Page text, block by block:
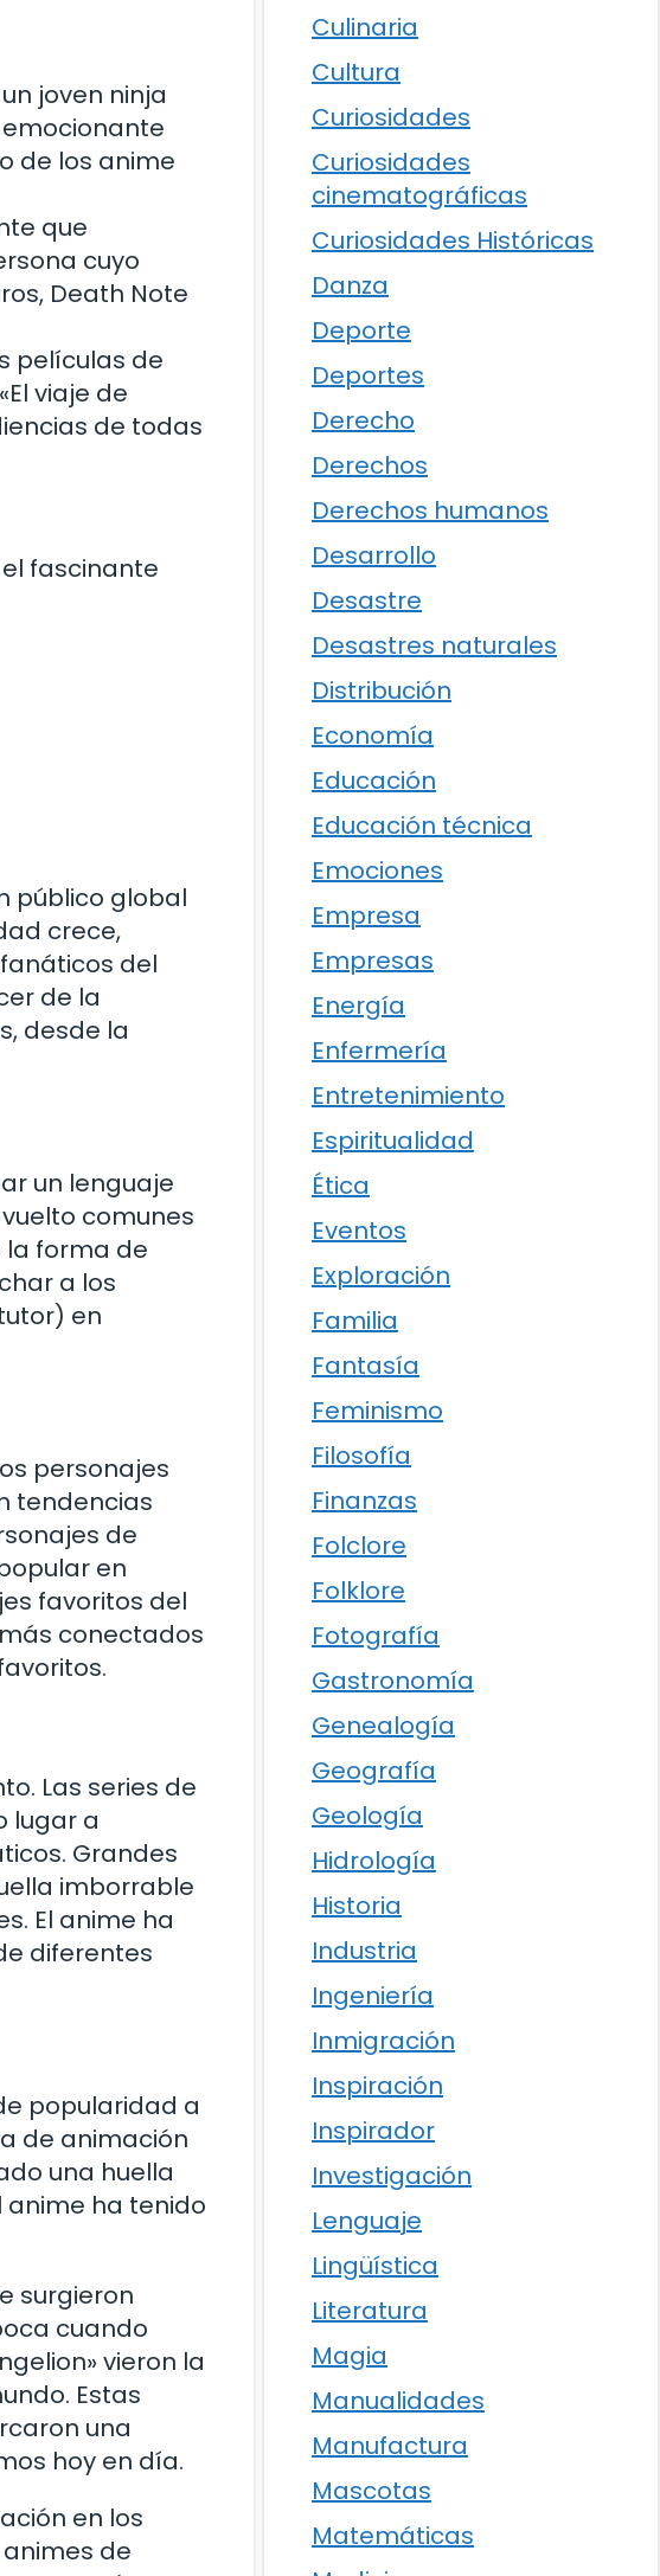
joven ninja
de los anime
que
cuyo
Death Note
películas de
viaje de
de todas
fascinante
público global
crece,
del
de la
desde la
un lenguaje
vuelto comunes
la forma de
a los
en
personajes
tendencias
de
en
favoritos del
conectados
Las series de
lugar a
Grandes
imborrable
El anime ha
diferentes
popularidad a
de animación
una huella
anime ha tenido
surgieron
cuando
vieron la
Estas
una
hoy en día.
en los
de
Culinaria
Cultura
Curiosidades
Curiosidades
cinematográficas
Curiosidades Históricas
Danza
Deporte
Deportes
Derecho
Derechos
Derechos humanos
Desarrollo
Desastre
Desastres naturales
Distribución
Economía
Educación
Educación técnica
Emociones
Empresa
Empresas
Energía
Enfermería
Entretenimiento
Espiritualidad
Ética
Eventos
Exploración
Familia
Fantasía
Feminismo
Filosofía
Finanzas
Folclore
Folklore
Fotografía
Gastronomía
Genealogía
Geografía
Geología
Hidrología
Historia
Industria
Ingeniería
Inmigración
Inspiración
Inspirador
Investigación
Lenguaje
Lingüística
Literatura
Magia
Manualidades
Manufactura
Mascotas
Matemáticas